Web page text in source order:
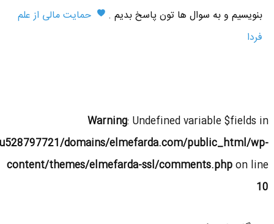
بنویسیم و به سوال ها تون پاسخ بدیم .
حمایت مالی از علم
فردا
Warning: Undefined variable $fields in
domains/elmefarda.com/public_html/wp-
content/themes/elmefarda-ssl/comments.phpon line
10